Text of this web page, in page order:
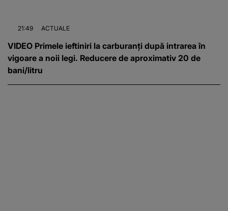
21:49 ACTUALE
VIDEO Primele ieftiniri la carburanți după intrarea în
vigoare a noii legi. Reducere de aproximativ 20 de
bani/litru